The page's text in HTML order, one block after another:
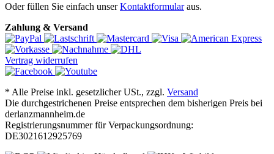
Oder füllen Sie einfach unserKontaktformularaus.
Zahlung & Versand
Vertrag widerrufen
* Alle Preise inkl. gesetzlicher USt., zzgl. Versand
Die durchgestrichenen Preise entsprechen dem bisherigen Preis bei
derlanzmannheim.de
Registrierungsnummer für Verpackungsordnung:
DE3021612925769